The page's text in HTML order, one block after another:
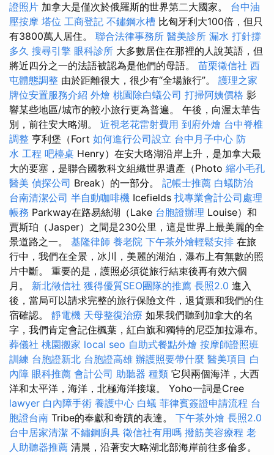
證照片 加拿大是僅次於俄羅斯的世界第二大國家。 台中油
壓按摩 塔位 工商登記 不鏽鋼水槽 比匈牙利大100倍，但只
有3800萬人居住。 聯合法律事務所 醫美診所 漏水 打針撐
多久 搜尋引擎 眼科診所 大多數居住在那裡的人說英語，但
將近四分之一的法語被認為是他們的母語。 苗栗徵信社 西
屯體態調整 由於距離很大，很少有“全場旅行”。 護理之家
牌位安置服務介紹 外燴 桃園除白蟻公司 打掃阿姨價格 影
響某些地區/城市的較小旅行更為普遍。 午後，向渥太華告
別，前往安大略湖。 近視老花雷射費用 到府外燴 台中脊椎
調整 亨利堡（Fort 如何進行公司設立 台中月子中心 防
水 工程 吧檯桌 Henry）在安大略湖沿岸上升，是加拿大最
大的要塞，是聯合國教科文組織世界遺產（Photo 縮小毛孔
醫美 偵探公司 Break）的一部分。 記帳士推薦 白蟻防治
台南清潔公司 半自動咖啡機 Icefields 找專業會計公司處理
帳務 Parkway在路易絲湖（Lake 台胞證辦理 Louise）和
賈斯珀（Jasper）之間是230公里，這是世界上最美麗的全
景道路之一。 基隆律師 養老院 下午茶外燴輕鬆安排 在旅
行中，我們在全景，冰川，美麗的湖泊，瀑布上有無數的照
片中斷。 重要的是，護照必須從旅行結束後再有效六個
月。 新北徵信社 獲得優質SEO團隊的推薦 長照2.0 進入
後，當局可以請求完整的旅行保險文件，退貨票和我們的住
宿確認。 靜電機 天母整復治療 如果我們聽到加拿大的名
字，我們肯定會記住楓葉，紅白旗和獨特的尼亞加拉瀑布。
葬儀社 桃園搬家 local seo 自助式餐點外燴 按摩師證照班
訓練 台胞證新北 台胞證高雄 辦護照要帶什麼 醫美項目 白
內障 眼科推薦 會計公司 助聽器 種類 它與兩個海洋，大西
洋和太平洋，海洋，北極海洋接壤。 Yoho一詞是Cree
lawyer 白內障手術 養護中心 白蟻 菲律賓簽證申請流程 台
胞證台南 Tribe的奉獻和奇蹟的表達。 下午茶外燴 長照2.0
台中居家清潔 不鏽鋼廚具 徵信社有用嗎 撥筋美容療程 老
人助聽器推薦 清晨，沿著安大略湖北部海岸前往多倫多。